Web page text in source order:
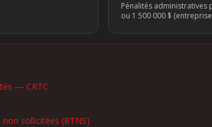
Pénalités administratives
ou 1 500 000 $
— CRTC
sollicitées (RTNS)